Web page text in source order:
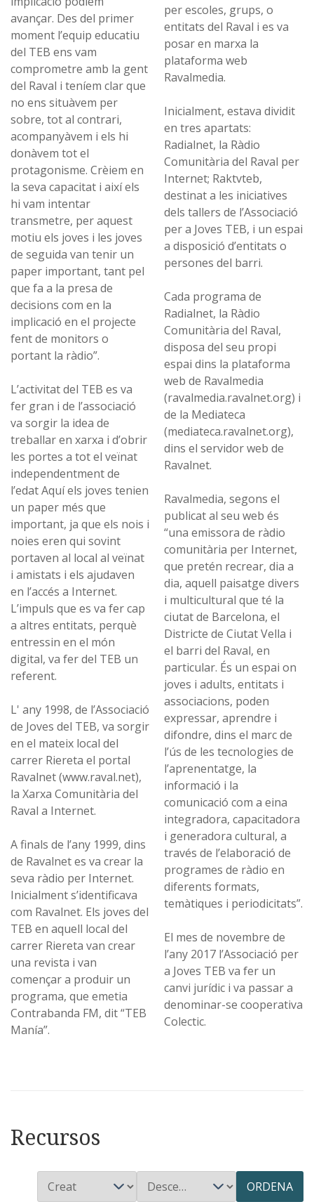
avançar. Des del primer
moment l’equip educatiu
del TEB ens vam
comprometre amb la gent
del Raval i teníem clar que
no ens situàvem per
sobre, tot al contrari,
acompanyàvem i els hi
donàvem tot el
protagonisme. Crèiem en
la seva capacitat i així els
hi vam intentar
transmetre, per aquest
motiu els joves i les joves
de seguida van tenir un
paper important, tant pel
que fa a la presa de
decisions com en la
implicació en el projecte
fent de monitors o
portant la ràdio”.
L’activitat del TEB es va
fer gran i de l’associació
va sorgir la idea de
treballar en xarxa i d’obrir
les portes a tot el veïnat
independentment de
l’edat Aquí els joves tenien
un paper més que
important, ja que els nois i
noies eren qui sovint
portaven al local al veïnat
i amistats i els ajudaven
en l’accés a Internet.
L’impuls que es va fer cap
a altres entitats, perquè
entressin en el món
digital, va fer del TEB un
referent.
L' any 1998, de l’Associació
de Joves del TEB, va sorgir
en el mateix local del
carrer Riereta el portal
Ravalnet (www.raval.net),
la Xarxa Comunitària del
Raval a Internet.
A finals de l’any 1999, dins
de Ravalnet es va crear la
seva ràdio per Internet.
Inicialment s’identificava
com Ravalnet. Els joves del
TEB en aquell local del
carrer Riereta van crear
una revista i van
començar a produir un
programa, que emetia
Contrabanda FM, dit “TEB
Manía”.
per escoles, grups, o
entitats del Raval i es va
posar en marxa la
plataforma web
Ravalmedia.
Inicialment, estava dividit
en tres apartats:
Radialnet, la Ràdio
Comunitària del Raval per
Internet; Raktvteb,
destinat a les iniciatives
dels tallers de l’Associació
per a Joves TEB, i un espai
a disposició d’entitats o
persones del barri.
Cada programa de
Radialnet, la Ràdio
Comunitària del Raval,
disposa del seu propi
espai dins la plataforma
web de Ravalmedia
(ravalmedia.ravalnet.org) i
de la Mediateca
(mediateca.ravalnet.org),
dins el servidor web de
Ravalnet.
Ravalmedia, segons el
publicat al seu web és
“una emissora de ràdio
comunitària per Internet,
que pretén recrear, dia a
dia, aquell paisatge divers
i multicultural que té la
ciutat de Barcelona, el
Districte de Ciutat Vella i
el barri del Raval, en
particular. És un espai on
joves i adults, entitats i
associacions, poden
expressar, aprendre i
difondre, dins el marc de
l’ús de les tecnologies de
l’aprenentatge, la
informació i la
comunicació com a eina
integradora, capacitadora
i generadora cultural, a
través de l’elaboració de
programes de ràdio en
diferents formats,
temàtiques i periodicitats”.
El mes de novembre de
l’any 2017 l’Associació per
a Joves TEB va fer un
canvi jurídic i va passar a
denominar-se cooperativa
Colectic.
Recursos
ORDENA